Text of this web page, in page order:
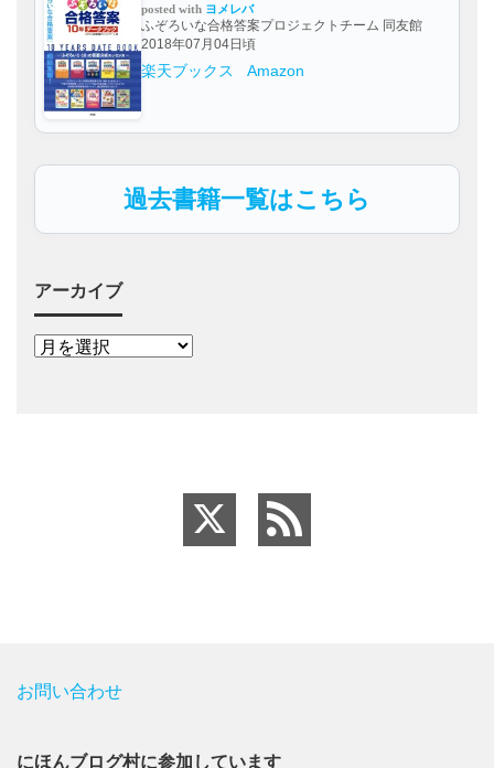
posted with ヨメレバ
ふぞろいな合格答案プロジェクトチーム 同友館
2018年07月04日頃
楽天ブックス Amazon
過去書籍一覧はこちら
アーカイブ
お問い合わせ
にほんブログ村に参加しています